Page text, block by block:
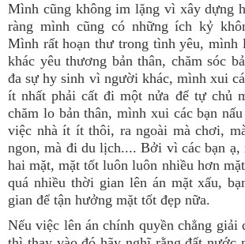
Mình cũng không im lặng vì xây dựng
ràng mình cũng có những ích kỷ
Mình rất hoạn thư trong tình yêu, mình
khác yêu thương bản thân, chăm sóc
đa sự hy sinh vì người khác, mình xui
ít nhất phải cất đi một nửa để tự chủ
chăm lo bản thân, mình xui các bạn
việc nhà ít ít thôi, ra ngoài mà chơi,
ngon, mà đi du lịch.... Bởi vì các bạn ạ,
hai mặt, mặt tốt luôn luôn nhiều hơn
quá nhiều thời gian lên án mặt xấu,
gian để tận hưởng mặt tốt đẹp nữa.
Nếu việc lên án chính quyền chẳng giải